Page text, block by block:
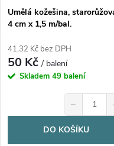
Umělá kožešina,
4 cm x 1,5 m/bal.
41,32 Kč bez DPH
50 Kč/ balení
Skladem 49 balení
−
DO KOŠÍKU